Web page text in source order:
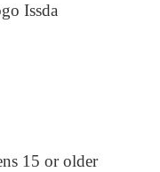
Issda
15 or older